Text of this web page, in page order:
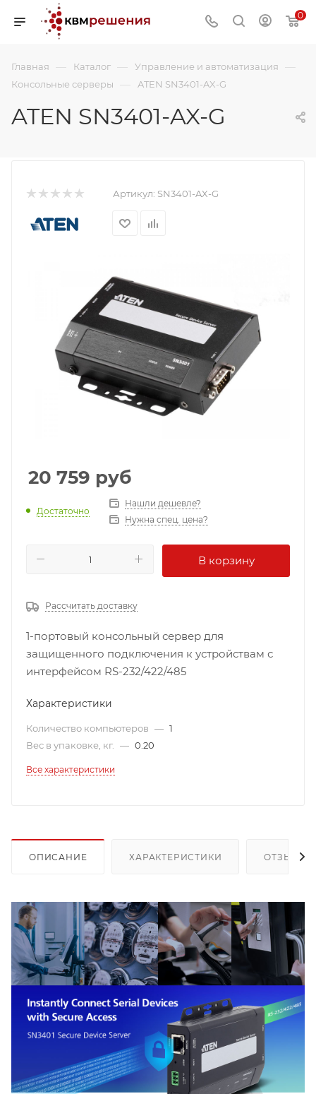
0
Главная — Каталог — Управление и автоматизация —
Консольные серверы — ATEN SN3401-AX-G
ATEN SN3401-AX-G
Артикул: SN3401-AX-G
20 759 руб
Достаточно
Нашли дешевле?
Нужна спец. цена?
В корзину
Рассчитать доставку
1-портовый консольный сервер для
защищенного подключения к устройствам с
интерфейсом RS-232/422/485
Характеристики
Количество компьютеров — 1
Вес в упаковке, кг.
— 0.20
Все характеристики
ОПИСАНИЕ ХАРАКТЕРИСТИКИ ОТЗЫВЫ